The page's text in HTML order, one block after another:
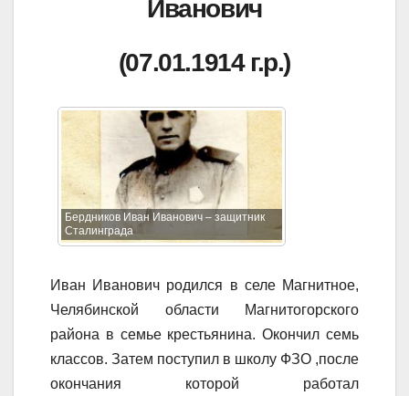
Иванович
(07.01.1914 г.р.)
Бердников Иван Иванович – защитник
Сталинграда
Иван Иванович родился в селе Магнитное,
Челябинской области Магнитогорского
района в семье крестьянина. Окончил семь
классов. Затем поступил в школу ФЗО ,после
окончания которой работал